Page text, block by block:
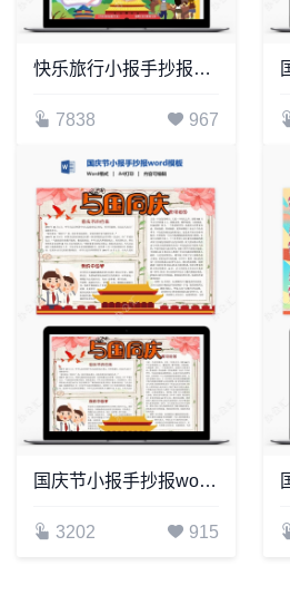
快乐旅行小报手抄报Word模板电子
7838 967
国庆节小报手抄报word模板(6)
3202 915